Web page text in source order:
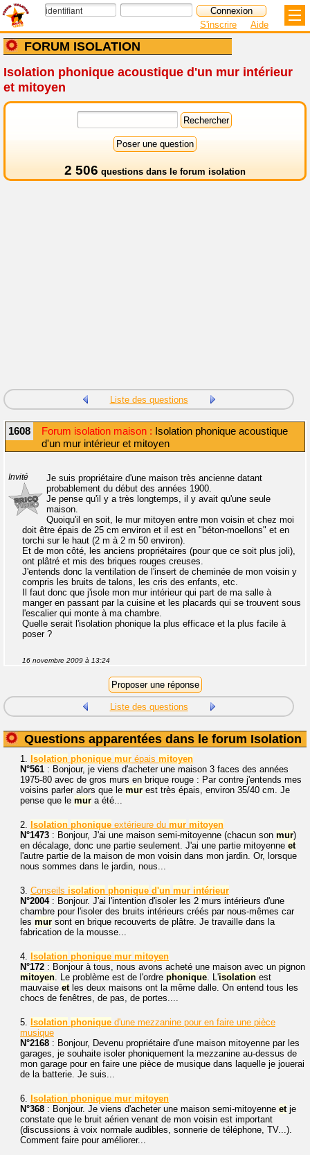
FORUM ISOLATION
S'inscrire Aide
Isolation phonique acoustique d'un mur intérieur
et mitoyen
2 506 questions dans le forum isolation
Liste des questions
1608 Forum isolation maison : Isolation phonique acoustique
d'un mur intérieur et mitoyen
Invité
Je suis propriétaire d'une maison très ancienne datant
probablement du début des années 1900.
Je pense qu'il y a très longtemps, il y avait qu'une seule
maison.
Quoiqu'il en soit, le mur mitoyen entre mon voisin et chez moi
doit être épais de 25 cm environ et il est en "béton-moellons" et en
torchi sur le haut (2 m à 2 m 50 environ).
Et de mon côté, les anciens propriétaires (pour que ce soit plus joli),
ont plâtré et mis des briques rouges creuses.
J'entends donc la ventilation de l'insert de cheminée de mon voisin y
compris les bruits de talons, les cris des enfants, etc.
Il faut donc que j'isole mon mur intérieur qui part de ma salle à
manger en passant par la cuisine et les placards qui se trouvent sous
l'escalier qui monte à ma chambre.
Quelle serait l'isolation phonique la plus efficace et la plus facile à
poser ?
16 novembre 2009 à 13:24
Liste des questions
Questions apparentées dans le forum Isolation
1. Isolation phonique mur épais mitoyen
N°561 : Bonjour, je viens d'acheter une maison 3 faces des années
1975-80 avec de gros murs en brique rouge : Par contre j'entends mes
voisins parler alors que le mur est très épais, environ 35/40 cm. Je
pense que le mur a été...
2. Isolation phonique extérieure du mur mitoyen
N°1473 : Bonjour, J'ai une maison semi-mitoyenne (chacun son mur)
en décalage, donc une partie seulement. J'ai une partie mitoyenne et
l'autre partie de la maison de mon voisin dans mon jardin. Or, lorsque
nous sommes dans le jardin, nous...
3. Conseils isolation phonique d'un mur intérieur
N°2004: Bonjour. J'ai l'intention d'isoler les 2 murs intérieurs d'une
chambre pour l'isoler des bruits intérieurs créés par nous-mêmes car
les mur sont en brique recouverts de plâtre. Je travaille dans la
fabrication de la mousse...
4. Isolation phonique mur mitoyen
N°172 : Bonjour à tous, nous avons acheté une maison avec un pignon
mitoyen. Le problème est de l'ordre phonique. L'isolation est
mauvaise etles deux maisons ont la même dalle. On entend tous les
chocs de fenêtres, de pas, de portes....
5. Isolation phonique d'une mezzanine pour en faire une pièce
musique
N°2168 : Bonjour, Devenu propriétaire d'une maison mitoyenne par les
garages, je souhaite isoler phoniquement la mezzanine au-dessus de
mon garage pour en faire une pièce de musique dans laquelle je jouerai
de la batterie. Je suis...
6. Isolation phonique mur mitoyen
N°368 : Bonjour. Je viens d'acheter une maison semi-mitoyenne etje
constate que le bruit aérien venant de mon voisin est important
(discussions à voix normale audibles, sonnerie de téléphone, TV...).
Comment faire pour améliorer...